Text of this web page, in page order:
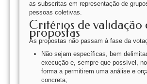
as subscritas em representação de
pessoas coletivas.
Critérios de validação
propostas
As propostas não passam à fase da
Não sejam específicas, bem
execução e, sempre que possível,
forma a permitirem uma análise e
concreta;